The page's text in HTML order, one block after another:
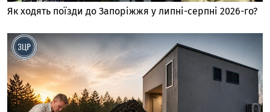
Як ходять поїзди до Запоріжжя у липні-серпні 2026-го?